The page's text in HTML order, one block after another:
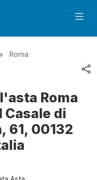
Roma
Roma
Casale di
61, 00132